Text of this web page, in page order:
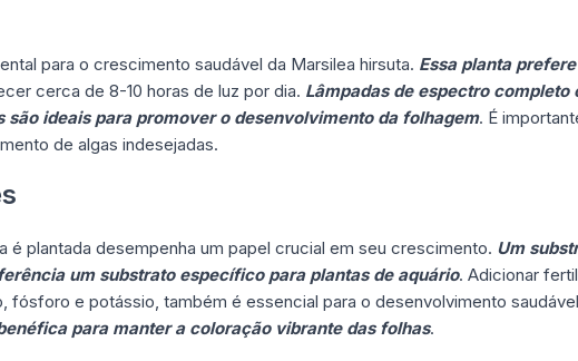
para o crescimento saudável da Marsilea hirsuta. Essa planta
cerca de 8-10 horas de luz por dia. Lâmpadas de espectro completo
ideais para promover o desenvolvimento da folhagem. É
de algas indesejadas.
é plantada desempenha um papel crucial em seu crescimento. Um
um substrato específico para plantas de aquário. Adicionar
fósforo e potássio, também é essencial para o desenvolvimento
para manter a coloração vibrante das folhas.